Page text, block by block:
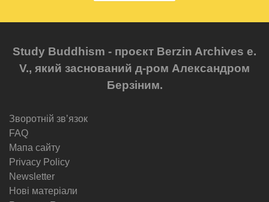
Study Buddhism - проєкт Berzin Archives e.
V., який заснований д-ром Александром
Берзіним.
Зворотній звʼязок
FAQ
Мапа сайту
Privacy Policy
Newsletter
Нові матеріали